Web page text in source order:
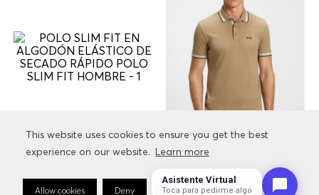
This website uses cookies to ensure you get the best
experience on our website. Learn more
Allow cookies Deny Cookie Preferences
This website uses cookies to ensure you get the best
experience on our website. Learn more
Allow cookies Deny Cookie Preferences
Asistente Virtual
Toca para pedirme algo